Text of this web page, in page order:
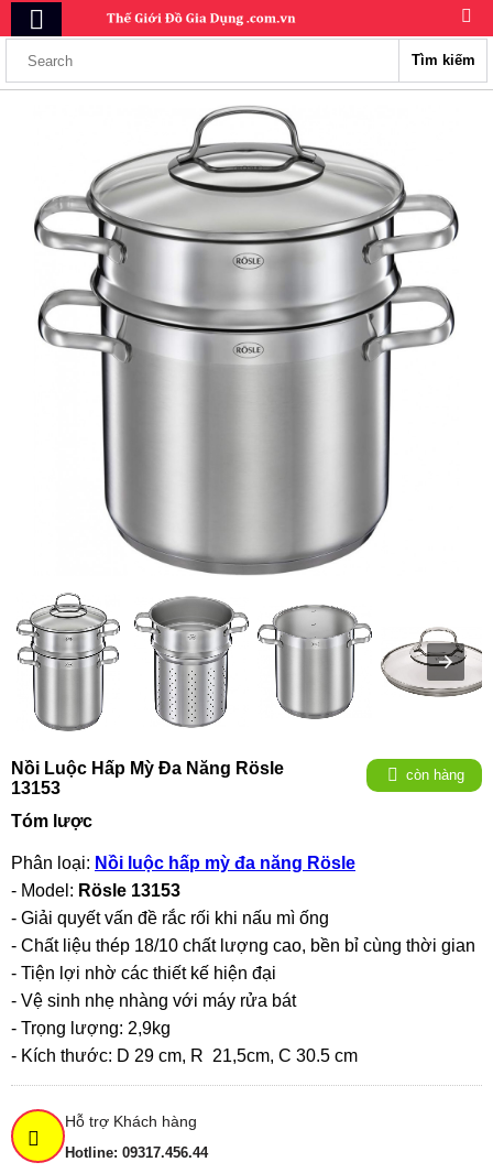
Tìm kiếm
Nồi Luộc Hấp Mỳ Đa Năng Rösle
13153
còn hàng
Tóm lược
Phân loại: Nồi luộc hấp mỳ đa năng Rösle
- Model: Rösle 13153
- Giải quyết vấn đề rắc rối khi nấu mì ống
- Chất liệu thép 18/10 chất lượng cao, bền bỉ cùng thời gian
- Tiện lợi nhờ các thiết kế hiện đại
- Vệ sinh nhẹ nhàng với máy rửa bát
- Trọng lượng: 2,9kg
- Kích thước: D 29 cm, R 21,5cm, C 30.5 cm
Hỗ trợ Khách hàng
Hotline: 09317.456.44